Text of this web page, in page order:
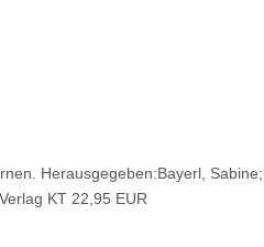
Herausgegeben:Bayerl, Sabine;
KT 22,95 EUR